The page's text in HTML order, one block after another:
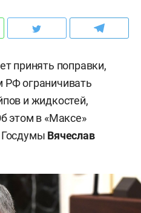
принять поправки,
ограничивать
и жидкостей,
этом в «Максе»
Госдумы Вячеслав